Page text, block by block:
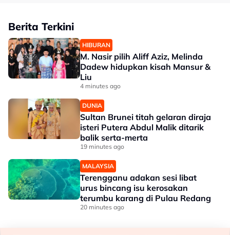
Berita Terkini
HIBURAN
M. Nasir pilih Aliff Aziz, Melinda
Dadew hidupkan kisah Mansur &
Liu
4 minutes ago
DUNIA
Sultan Brunei titah gelaran diraja
isteri Putera Abdul Malik ditarik
balik serta-merta
19 minutes ago
MALAYSIA
Terengganu adakan sesi libat
urus bincang isu kerosakan
terumbu karang di Pulau Redang
20 minutes ago